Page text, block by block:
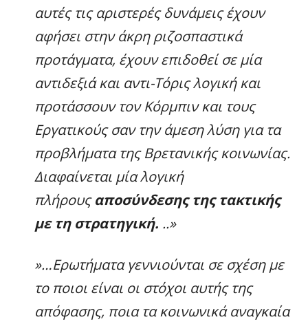
αυτές τις αριστερές δυνάμεις έχουν
αφήσει στην άκρη ριζοσπαστικά
προτάγματα, έχουν επιδοθεί σε μία
αντιδεξιά και αντι-Τόρις λογική και
προτάσσουν τον Κόρμπιν και τους
Εργατικούς σαν την άμεση λύση για τα
προβλήματα της Βρετανικής κοινωνίας.
Διαφαίνεται μία λογική
πλήρους αποσύνδεσης της τακτικής
με τη στρατηγική. ..»
»…Ερωτήματα γεννιούνται σε σχέση με
το ποιοι είναι οι στόχοι αυτής της
απόφασης, ποια τα κοινωνικά αναγκαία